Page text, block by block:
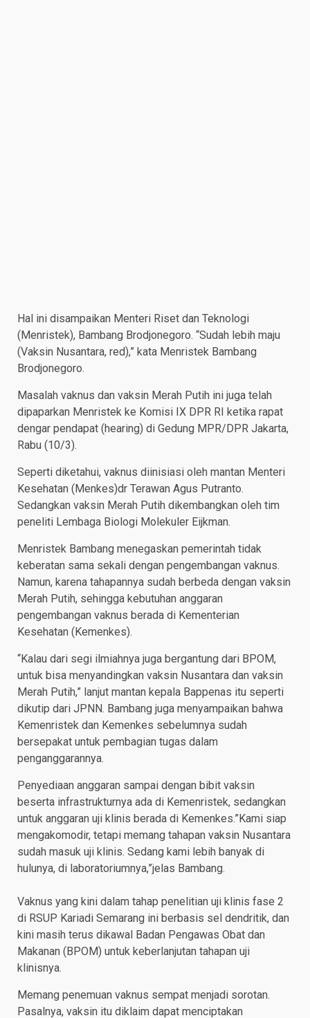
Hal ini disampaikan Menteri Riset dan Teknologi
(Menristek), Bambang Brodjonegoro. “Sudah lebih maju
(Vaksin Nusantara, red),” kata Menristek Bambang
Brodjonegoro.
Masalah vaknus dan vaksin Merah Putih ini juga telah
dipaparkan Menristek ke Komisi IX DPR RI ketika rapat
dengar pendapat (hearing) di Gedung MPR/DPR Jakarta,
Rabu (10/3).
Seperti diketahui, vaknus diinisiasi oleh mantan Menteri
Kesehatan (Menkes)dr Terawan Agus Putranto.
Sedangkan vaksin Merah Putih dikembangkan oleh tim
peneliti Lembaga Biologi Molekuler Eijkman.
Menristek Bambang menegaskan pemerintah tidak
keberatan sama sekali dengan pengembangan vaknus.
Namun, karena tahapannya sudah berbeda dengan vaksin
Merah Putih, sehingga kebutuhan anggaran
pengembangan vaknus berada di Kementerian
Kesehatan (Kemenkes).
“Kalau dari segi ilmiahnya juga bergantung dari BPOM,
untuk bisa menyandingkan vaksin Nusantara dan vaksin
Merah Putih,” lanjut mantan kepala Bappenas itu seperti
dikutip dari JPNN. Bambang juga menyampaikan bahwa
Kemenristek dan Kemenkes sebelumnya sudah
bersepakat untuk pembagian tugas dalam
penganggarannya.
Penyediaan anggaran sampai dengan bibit vaksin
beserta infrastrukturnya ada di Kemenristek, sedangkan
untuk anggaran uji klinis berada di Kemenkes.”Kami siap
mengakomodir, tetapi memang tahapan vaksin Nusantara
sudah masuk uji klinis. Sedang kami lebih banyak di
hulunya, di laboratoriumnya,”jelas Bambang.
Vaknus yang kini dalam tahap penelitian uji klinis fase 2
di RSUP Kariadi Semarang ini berbasis sel dendritik, dan
kini masih terus dikawal Badan Pengawas Obat dan
Makanan (BPOM) untuk keberlanjutan tahapan uji
klinisnya.
Memang penemuan vaknus sempat menjadi sorotan.
Pasalnya, vaksin itu diklaim dapat menciptakan